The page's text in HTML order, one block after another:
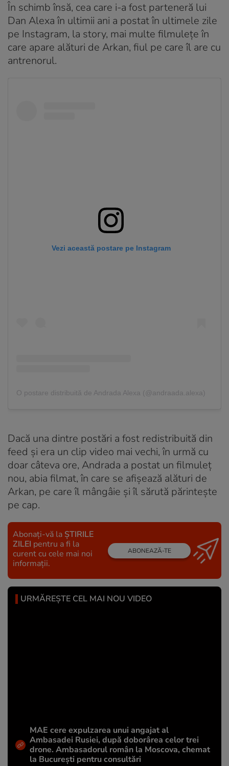
În schimb însă, cea care i-a fost parteneră lui
Dan Alexa în ultimii ani a postat în ultimele zile
pe Instagram, la story, mai multe filmulețe în
care apare alături de Arkan, fiul pe care îl are cu
antrenorul.
Vezi această postare pe Instagram
O postare distribuită de Andrada Alexa (@andraada.alexa)
Dacă una dintre postări a fost redistribuită din
feed și era un clip video mai vechi, în urmă cu
doar câteva ore, Andrada a postat un filmuleț
nou, abia filmat, în care se afișează alături de
Arkan, pe care îl mângâie și îl sărută părintește
pe cap.
Abonați-vă la ȘTIRILE
ZILEI pentru a fi la
curent cu cele mai noi
informații.
ABONEAZĂ-TE
URMĂREȘTE CEL MAI NOU VIDEO
MAE cere expulzarea unui angajat al
Ambasadei Rusiei, după doborârea celor trei
drone. Ambasadorul român la Moscova, chemat
la București pentru consultări